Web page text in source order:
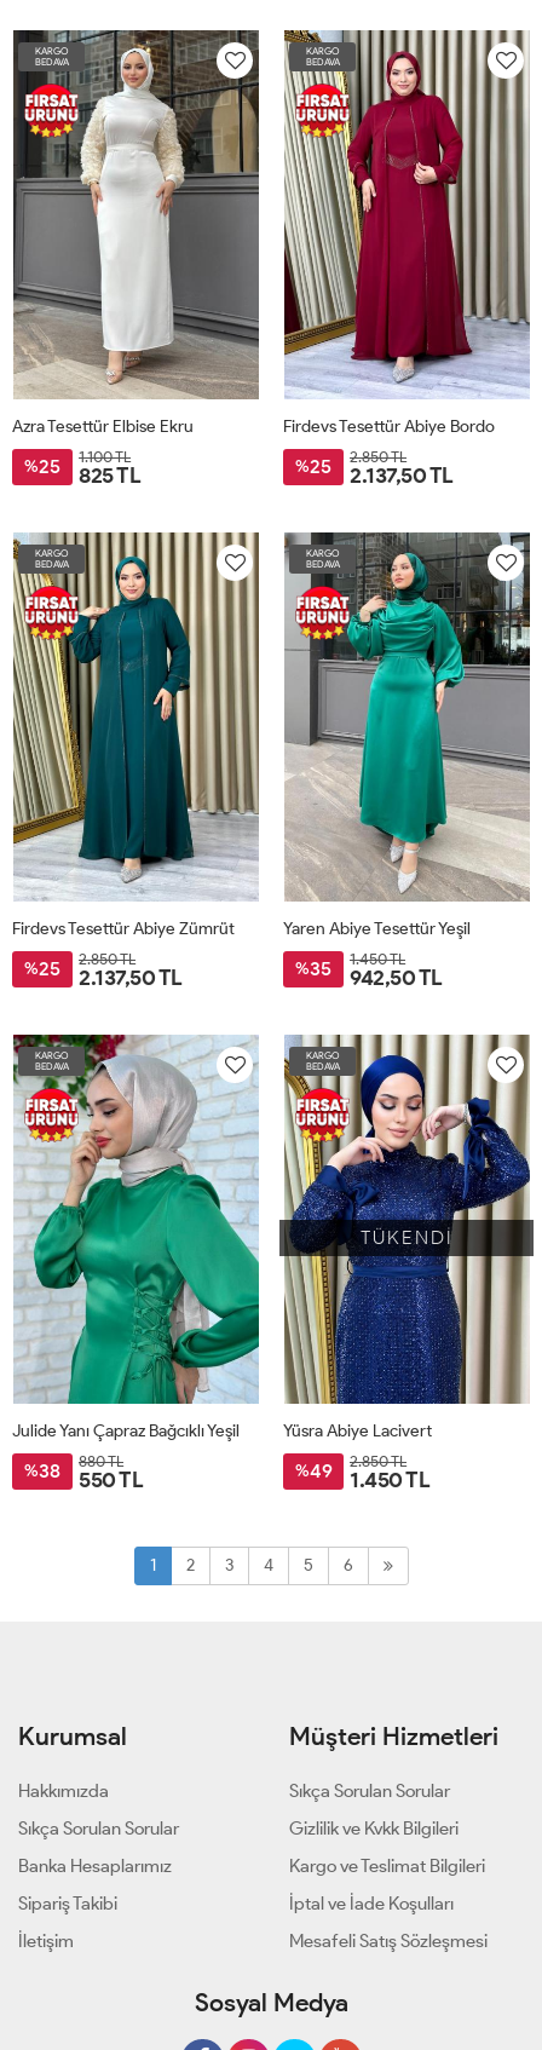
KARGO
BEDAVA
Azra Tesettür Elbise Ekru
%25 1.100 TL
825 TL
KARGO
BEDAVA
Firdevs Tesettür Abiye Bordo
%25 2.850 TL
2.137,50 TL
KARGO
BEDAVA
Firdevs Tesettür Abiye Zümrüt
%25 2.850 TL
2.137,50 TL
KARGO
BEDAVA
Yaren Abiye Tesettür Yeşil
%35 1.450 TL
942,50 TL
KARGO
BEDAVA
Julide Yanı Çapraz Bağcıklı Yeşil
%38 880 TL
550 TL
KARGO
BEDAVA
TÜKENDİ
Yüsra Abiye Lacivert
%49 2.850 TL
1.450 TL
1 2 3 4 5 6
Kurumsal
Hakkımızda
Sıkça Sorulan Sorular
Banka Hesaplarımız
Sipariş Takibi
İletişim
Müşteri Hizmetleri
Sıkça Sorulan Sorular
Gizlilik ve Kvkk Bilgileri
Kargo ve Teslimat Bilgileri
İptal ve İade Koşulları
Mesafeli Satış Sözleşmesi
Sosyal Medya